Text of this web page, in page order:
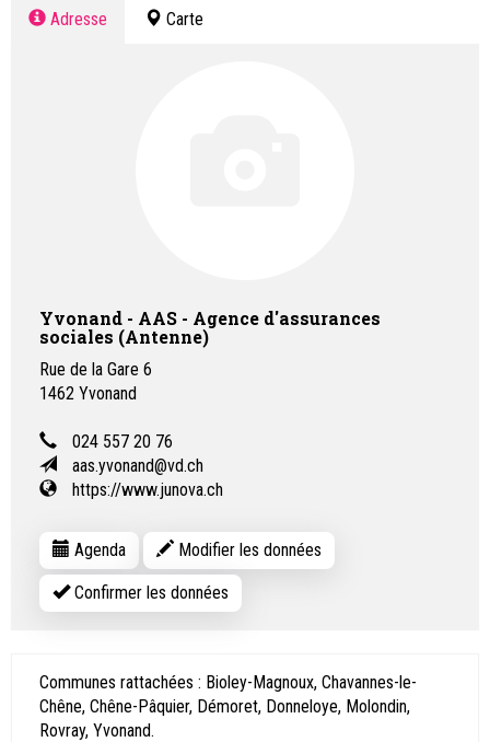
Adresse Carte
Yvonand - AAS - Agence d'assurances
sociales (Antenne)
Rue de la Gare 6
1462 Yvonand
024 557 20 76
aas.yvonand@vd.ch
https://www.junova.ch
Agenda Modifier les données
Confirmer les données
Communes rattachées : Bioley-Magnoux, Chavannes-le-
Chêne, Chêne-Pâquier, Démoret, Donneloye, Molondin,
Rovray, Yvonand.